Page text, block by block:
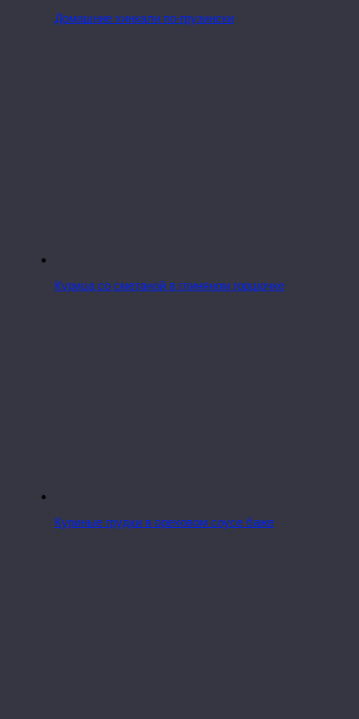
Домашние хинкали по-грузински
Курица со сметаной в глиняном горшочке
Куриные грудки в ореховом соусе баже